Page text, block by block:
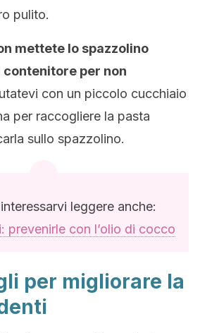
pulito.
mettete lo spazzolino
per non
con un piccolo cucchiaio
per raccogliere la pasta
sullo spazzolino.
leggere anche:
prevenirle con l’olio di cocco
per migliorare la